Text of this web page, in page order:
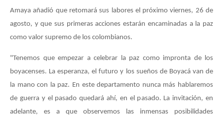
Amaya añadió que retomará sus labores el próximo viernes, 26 de
agosto, y que sus primeras acciones estarán encaminadas a la paz
como valor supremo de los colombianos.
"Tenemos que empezar a celebrar la paz como impronta de los
boyacenses. La esperanza, el futuro y los sueños de Boyacá van de
la mano con la paz. En este departamento nunca más hablaremos
de guerra y el pasado quedará ahí, en el pasado. La invitación, en
adelante, es a que observemos las inmensas posibilidades